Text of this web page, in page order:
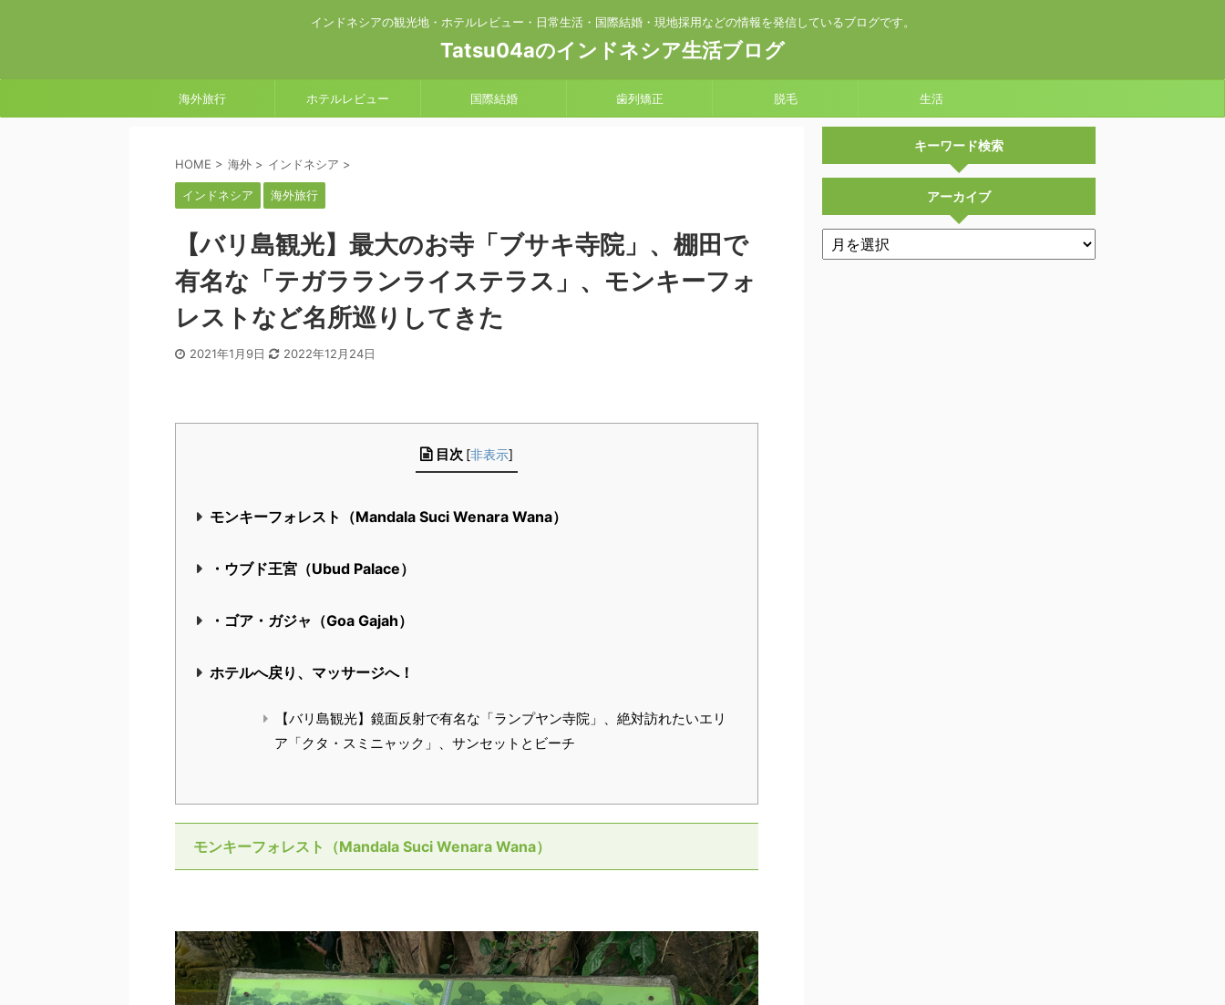
インドネシアの観光地・ホテルレビュー・日常生活・国際結婚・現地採用などの情報を発信しているブログです。
Tatsu04aのインドネシア生活ブログ
海外旅行 ホテルレビュー 国際結婚 歯列矯正 脱毛 生活
HOME > 海外 > インドネシア >
インドネシア 海外旅行
【バリ島観光】最大のお寺「ブサキ寺院」、棚田で
有名な「テガラランライステラス」、モンキーフォ
レストなど名所巡りしてきた
2021年1月9日 2022年12月24日
目次 [非表示]
モンキーフォレスト（Mandala Suci Wenara Wana）
・ウブド王宮（Ubud Palace）
・ゴア・ガジャ（Goa Gajah）
ホテルへ戻り、マッサージへ！
【バリ島観光】鏡面反射で有名な「ランプヤン寺院」、絶対訪れたいエリ
ア「クタ・スミニャック」、サンセットとビーチ
モンキーフォレスト（Mandala Suci Wenara Wana）
キーワード検索
アーカイブ